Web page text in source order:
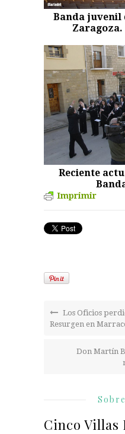
Banda juvenil
Zaragoza.
Reciente
Imprimir
Los Oficios
Resurgen en
Don Martín
Cinco Villas